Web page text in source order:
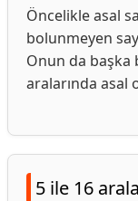
Öncelikle asal
bolunmeyen
Onun da başka
aralarında asal
5 ile 16